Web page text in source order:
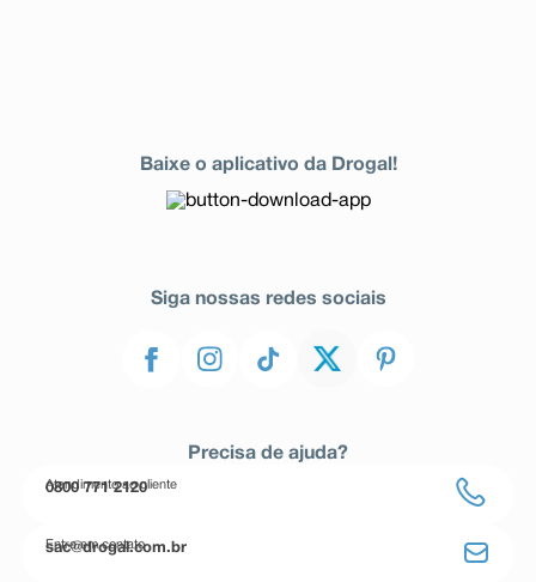
Baixe o aplicativo da Drogal!
Siga nossas redes sociais
Precisa de ajuda?
Atendimento ao cliente
0800 771 2120
Entre em contato
sac@drogal.com.br